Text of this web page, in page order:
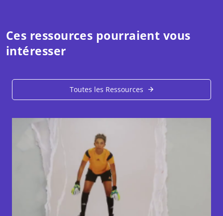
Ces ressources pourraient vous
intéresser
Toutes les Ressources